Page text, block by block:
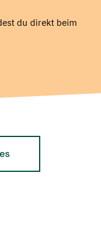
du direkt beim